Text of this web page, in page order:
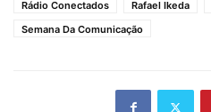
Rádio Conectados
Rafael Ikeda
Semana Da Comunicação